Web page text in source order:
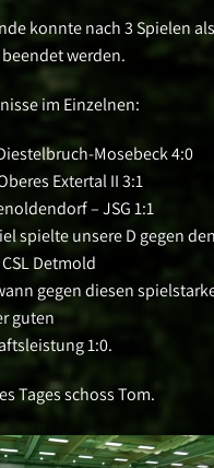
konnte nach 3 Spielen
werden.
im Einzelnen:
Mosebeck 4:0
Extertal II 3:1
– JSG 1:1
spielte unsere D gegen
Detmold
gegen diesen
guten
1:0.
Tages schoss Tom.